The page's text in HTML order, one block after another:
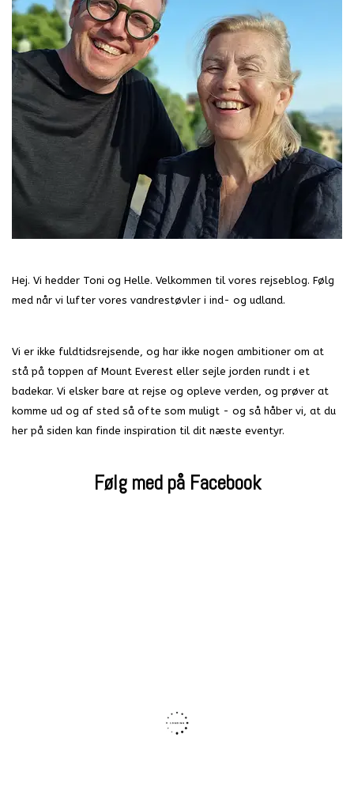
Hej. Vi hedder Toni og Helle. Velkommen til vores rejseblog. Følg
med når vi lufter vores vandrestøvler i ind- og udland.
Vi er ikke fuldtidsrejsende, og har ikke nogen ambitioner om at
stå på toppen af Mount Everest eller sejle jorden rundt i et
badekar. Vi elsker bare at rejse og opleve verden, og prøver at
komme ud og af sted så ofte som muligt - og så håber vi, at du
her på siden kan finde inspiration til dit næste eventyr.
Følg med på Facebook